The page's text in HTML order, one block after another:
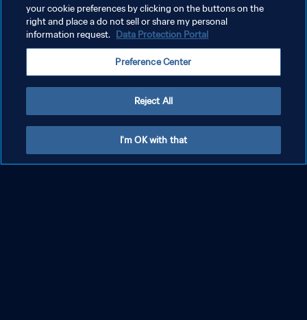
Brésil - Zambie | FIFA Series 2026™ Brésil |
Temps forts
your cookie preferences by clicking on the buttons on the
right and place a do not sell or share my personal
information request. Data Protection Portal
Preference Center
Reject All
I'm OK with that